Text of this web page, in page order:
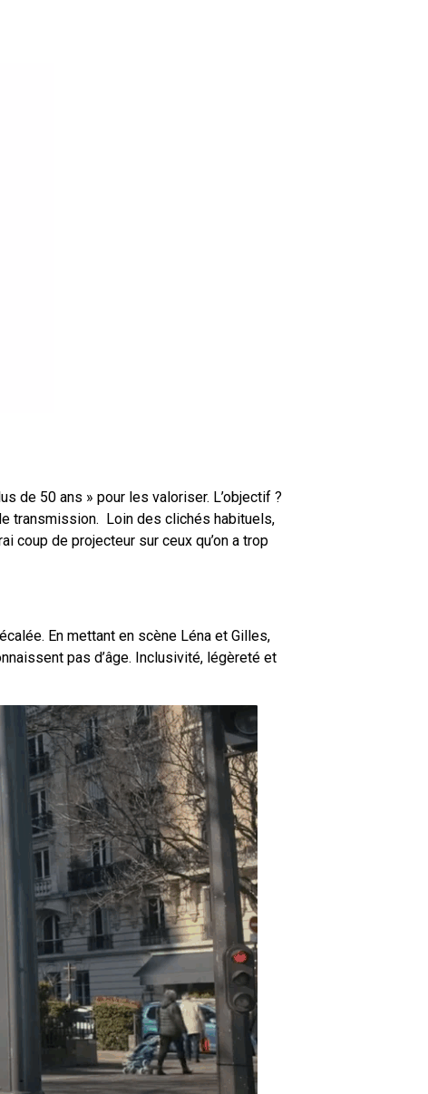
de 50 ans » pour les valoriser. L’objectif ?
transmission. Loin des clichés habituels,
coup de projecteur sur ceux qu’on a trop
En mettant en scène Léna et Gilles,
pas d’âge. Inclusivité, légèreté et